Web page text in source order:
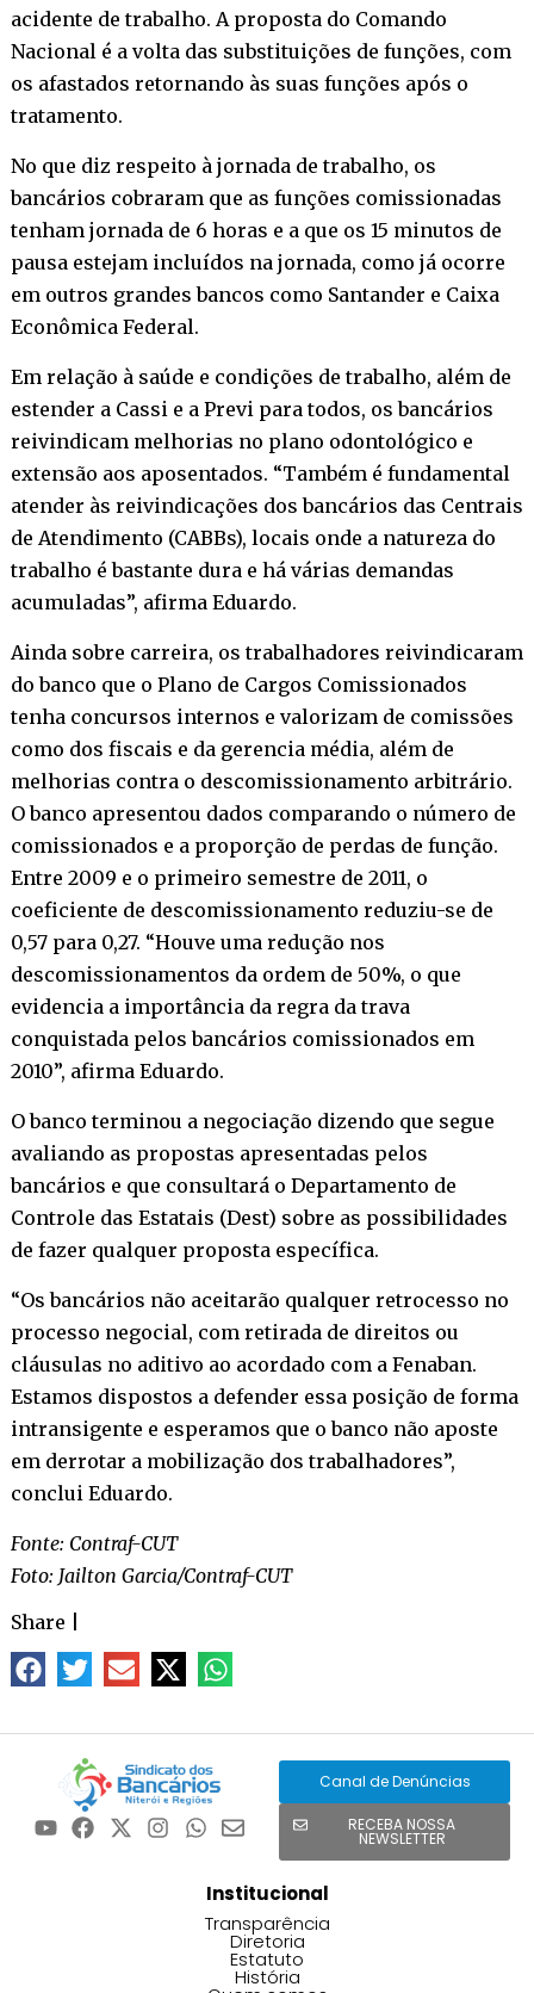
acidente de trabalho. A proposta do Comando
Nacional é a volta das substituições de funções, com
os afastados retornando às suas funções após o
tratamento.
No que diz respeito à jornada de trabalho, os
bancários cobraram que as funções comissionadas
tenham jornada de 6 horas e a que os 15 minutos de
pausa estejam incluídos na jornada, como já ocorre
em outros grandes bancos como Santander e Caixa
Econômica Federal.
Em relação à saúde e condições de trabalho, além de
estender a Cassi e a Previ para todos, os bancários
reivindicam melhorias no plano odontológico e
extensão aos aposentados. “Também é fundamental
atender às reivindicações dos bancários das Centrais
de Atendimento (CABBs), locais onde a natureza do
trabalho é bastante dura e há várias demandas
acumuladas”, afirma Eduardo.
Ainda sobre carreira, os trabalhadores reivindicaram
do banco que o Plano de Cargos Comissionados
tenha concursos internos e valorizam de comissões
como dos fiscais e da gerencia média, além de
melhorias contra o descomissionamento arbitrário.
O banco apresentou dados comparando o número de
comissionados e a proporção de perdas de função.
Entre 2009 e o primeiro semestre de 2011, o
coeficiente de descomissionamento reduziu-se de
0,57 para 0,27. “Houve uma redução nos
descomissionamentos da ordem de 50%, o que
evidencia a importância da regra da trava
conquistada pelos bancários comissionados em
2010”, afirma Eduardo.
O banco terminou a negociação dizendo que segue
avaliando as propostas apresentadas pelos
bancários e que consultará o Departamento de
Controle das Estatais (Dest) sobre as possibilidades
de fazer qualquer proposta específica.
“Os bancários não aceitarão qualquer retrocesso no
processo negocial, com retirada de direitos ou
cláusulas no aditivo ao acordado com a Fenaban.
Estamos dispostos a defender essa posição de forma
intransigente e esperamos que o banco não aposte
em derrotar a mobilização dos trabalhadores”,
conclui Eduardo.
Fonte: Contraf-CUT
Foto: Jailton Garcia/Contraf-CUT
Share
Canal de Denúncias
RECEBA NOSSA
NEWSLETTER
Institucional
Transparência
Diretoria
Estatuto
História